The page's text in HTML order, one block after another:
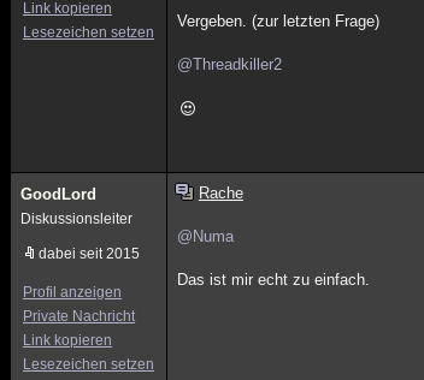
Link kopieren
Lesezeichen setzen
Vergeben. (zur letzten Frage)
@Threadkiller2
GoodLord
Diskussionsleiter
dabei seit 2015
Profil anzeigen
Private Nachricht
Link kopieren
Lesezeichen setzen
Rache
@Numa
Das ist mir echt zu einfach.